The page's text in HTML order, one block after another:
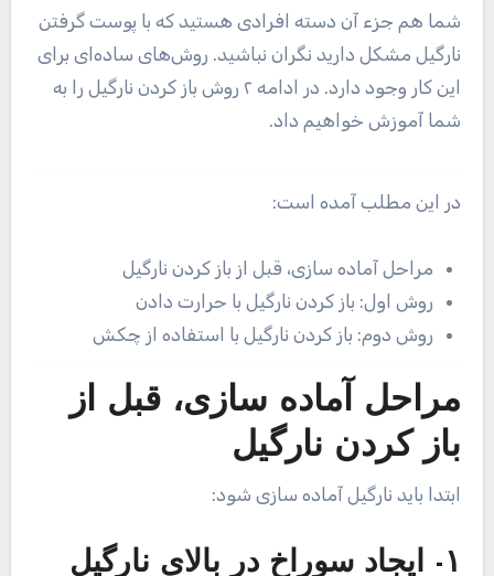
شما هم جزء آن دسته افرادی هستید که با پوست گرفتن
نارگیل مشکل دارید نگران نباشید. روش‌های ساده‌ای برای
این کار وجود دارد. در ادامه ۲ روش باز کردن نارگیل را به
شما آموزش خواهیم داد.
در این مطلب آمده است:
مراحل آماده سازی، قبل از باز کردن نارگیل
روش اول: باز کردن نارگیل با حرارت دادن
روش دوم: باز کردن نارگیل با استفاده از چکش
مراحل آماده سازی، قبل از
باز کردن نارگیل
ابتدا باید نارگیل آماده سازی شود:
۱- ایجاد سوراخ در بالای نارگیل